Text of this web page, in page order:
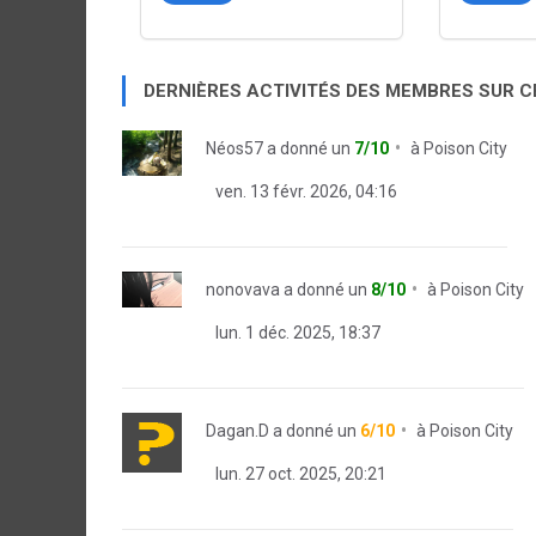
DERNIÈRES ACTIVITÉS DES MEMBRES SUR
Néos57a donné un 7/10 à Poison City
ven. 13 févr. 2026, 04:16
nonovava a donné un 8/10 à Poison City
lun. 1 déc. 2025, 18:37
Dagan.D a donné un 6/10 à Poison City
lun. 27 oct. 2025, 20:21